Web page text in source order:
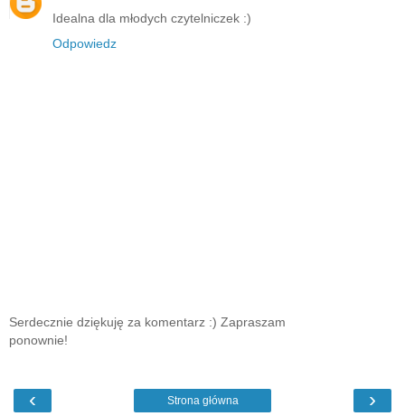
Idealna dla młodych czytelniczek :)
Odpowiedz
Serdecznie dziękuję za komentarz :) Zapraszam
ponownie!
‹ ›
Strona główna